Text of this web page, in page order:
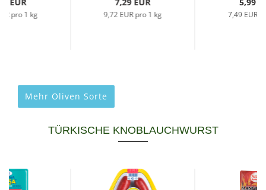
pro 1 kg 9,72 EUR pro 1 kg 7,49 EUR
Mehr Oliven Sorte
TÜRKISCHE KNOBLAUCHWURST